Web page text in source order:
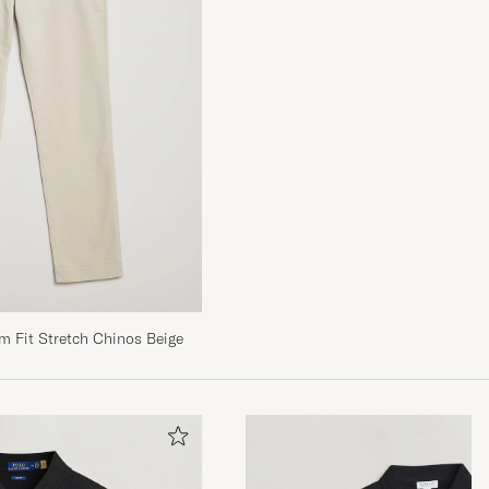
Fit Stretch Chinos Beige